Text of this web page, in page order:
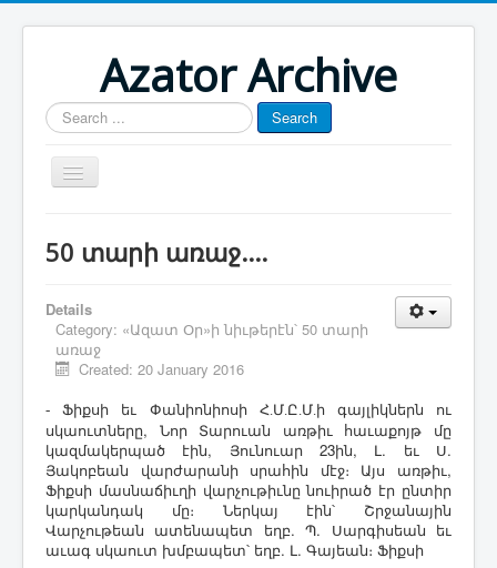
Azator Archive
Search
...
Search
Յուշատետր
Հայաստան-Արցախ
Թուրքիա-Ատրպէյճան
Յօդուածագրութիւն
50 տարի առաջ....
Details
Category: «Ազատ Օր»ի նիւթերէն՝ 50 տարի
առաջ
Created: 20 January 2016
- Ֆիքսի եւ Փանիոնիոսի Հ.Մ.Ը.Մ.ի գայլիկներն ու
սկաուտները, Նոր Տարուան առթիւ հաւաքոյթ մը
կազմակերպած էին, Յունուար 23ին, Լ. եւ Ս.
Յակոբեան վարժարանի սրահին մէջ։ Այս առթիւ,
Ֆիքսի մասնաճիւղի վարչութիւնը նուիրած էր ընտիր
կարկանդակ մը։ Ներկայ էին՝ Շրջանային
Վարչութեան ատենապետ եղբ. Պ. Սարգիսեան եւ
աւագ սկաուտ խմբապետ՝ եղբ. Լ. Գայեան։ Ֆիքսի